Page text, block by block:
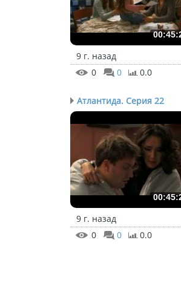
9 г. назад
0
0 0.0
Атлантида. Серия 22
9 г. назад
0
0 0.0